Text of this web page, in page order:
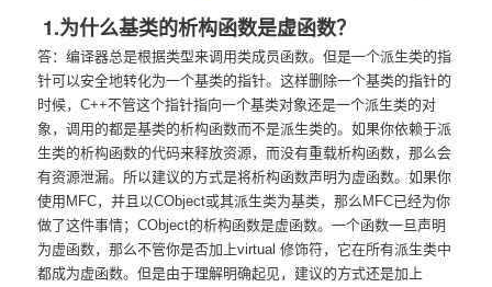
1.为什么基类的析构函数是虚函数？
答：编译器总是根据类型来调用类成员函数。但是一个派生类的指
针可以安全地转化为一个基类的指针。这样删除一个基类的指针的
时候，C++不管这个指针指向一个基类对象还是一个派生类的对
象，调用的都是基类的析构函数而不是派生类的。如果你依赖于派
生类的析构函数的代码来释放资源，而没有重载析构函数，那么会
有资源泄漏。所以建议的方式是将析构函数声明为虚函数。如果你
使用MFC，并且以CObject或其派生类为基类，那么MFC已经为你
做了这件事情；CObject的析构函数是虚函数。一个函数一旦声明
为虚函数，那么不管你是否加上virtual 修饰符，它在所有派生类中
都成为虚函数。但是由于理解明确起见，建议的方式还是加上